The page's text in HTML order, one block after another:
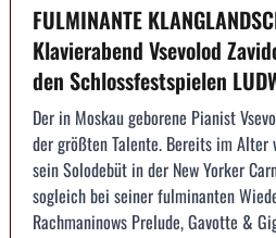
FULMINANTE
Klavierabend Vsevolod
den Schlossfestspielen
Der in Moskau geborene Pianist
der größten Talente. Bereits im Alter
sein Solodebüt in der New Yorker
sogleich bei seiner fulminanten
Rachmaninows Prelude, Gavotte &